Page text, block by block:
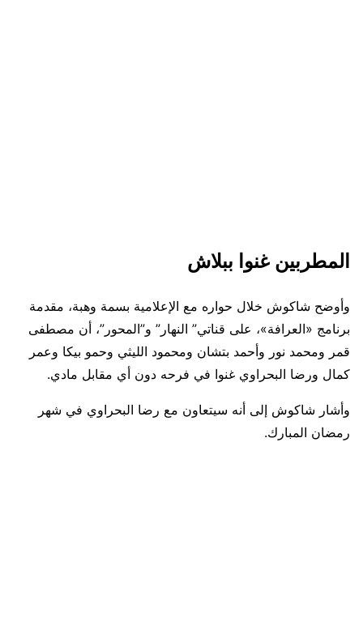
المطربين غنوا ببلاش
وأوضح شاكوش خلال حواره مع الإعلامية بسمة وهبة، مقدمة
برنامج «العرافة»، على قناتي” النهار” و”المحور”، أن مصطفى
قمر ومحمد نور وأحمد بتشان ومحمود الليثي وحمو بيكا وعمر
كمال ورضا البحراوي غنوا في فرحه دون أي مقابل مادي.
وأشار شاكوش إلى أنه سيتعاون مع رضا البحراوي في شهر
رمضان المبارك.